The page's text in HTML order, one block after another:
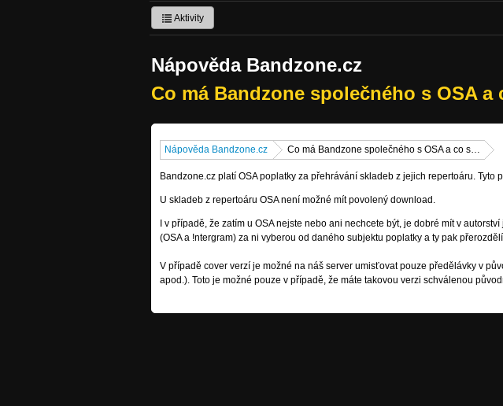
Aktivity
Nápověda Bandzone.cz
Co má Bandzone společného s OSA a
Nápověda Bandzone.cz Co má Bandzone společného s OSA a co s…
Bandzone.cz platí OSA poplatky za přehrávání skladeb z jejich repertoáru.
U skladeb z repertoáru OSA není možné mít povolený download.
I v případě, že zatím u OSA nejste nebo ani nechcete být, je dobré mít v
(OSA a !ntergram) za ni vyberou od daného subjektu poplatky a ty pak
V případě cover verzí je možné na náš server umisťovat pouze předělávky v
apod.). Toto je možné pouze v případě, že máte takovou verzi schválenou